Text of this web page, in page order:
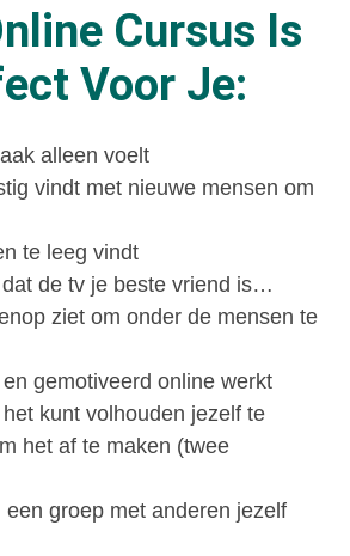
Cursus Is
Voor Je:
alleen voelt
vindt met nieuwe mensen om
te leeg vindt
de tv je beste vriend is…
ziet om onder de mensen te
gemotiveerd online werkt
kunt volhouden jezelf te
het af te maken (twee
een groep met anderen jezelf